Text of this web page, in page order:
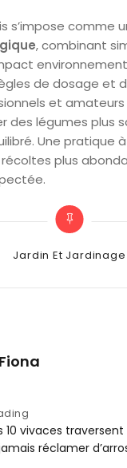
s’impose comme
, combinant
de dosage et
et
des légumes plus
Une pratique
plus
Categories
Jardin Et Jardinage
Fiona
10 vivaces traversent
réclamer